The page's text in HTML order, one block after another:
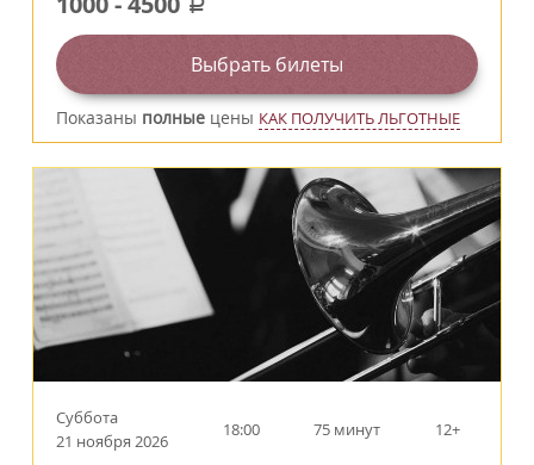
a
Выбрать билеты
Показаны полные цены КАК ПОЛУЧИТЬ ЛЬГОТНЫЕ
Суббота
21 ноября 2026
18:00 75 минут 12+